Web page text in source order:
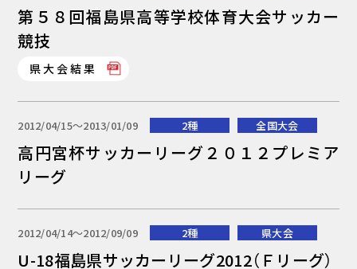
第５８回福島県高等学校体育大会サッカー
競技
県大会結果
2012/04/15〜2013/01/09 2種 全国大会
高円宮杯サッカーリーグ２０１２プレミア
リーグ
2012/04/14〜2012/09/09 2種 県大会
U-18福島県サッカーリーグ2012（Ｆリーグ）